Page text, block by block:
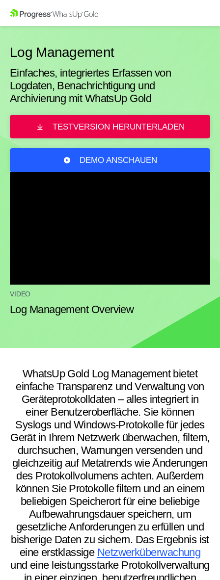
Log Management
Einfaches, integriertes Erfassen von
Logdaten, Benachrichtigung und
Archivierung mit WhatsUp Gold
TESTVERSION HERUNTERLADEN
DEMO ANSCHAUEN
VIDEO
Log Management Overview
WhatsUp Gold Log Management bietet
einfache Transparenz und Verwaltung von
Geräteprotokolldaten – alles integriert in
einer Benutzeroberfläche. Sie können
Syslogs und Windows-Protokolle für jedes
Gerät in Ihrem Netzwerk überwachen, filtern,
durchsuchen, Warnungen versenden und
gleichzeitig auf Metatrends wie Änderungen
des Protokollvolumens achten. Außerdem
können Sie Protokolle filtern und an einem
beliebigen Speicherort für eine beliebige
Aufbewahrungsdauer speichern, um
gesetzliche Anforderungen zu erfüllen und
bisherige Daten zu sichern. Das Ergebnis ist
eine erstklassige Netzwerküberwachung
und eine leistungsstarke Protokollverwaltung